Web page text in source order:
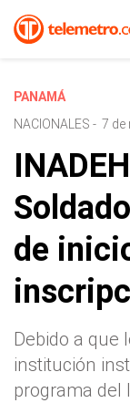
PANAMÁ
NACIONALES - 7 de
de
Debido a que
institución
programa del